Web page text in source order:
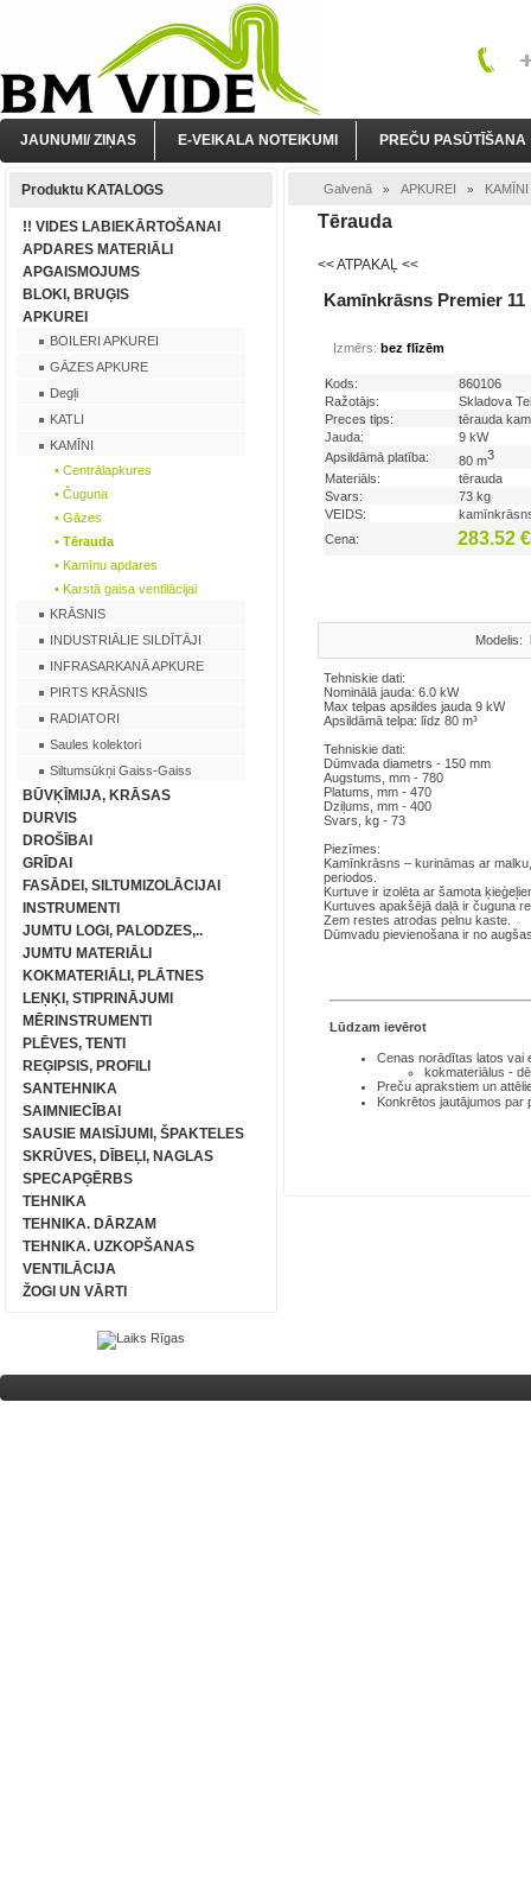
JAUNUMI/ ZIŅAS E-VEIKALA NOTEIKUMI PREČU PASŪTĪŠANA
Produktu KATALOGS
!! VIDES LABIEKĀRTOŠANAI
APDARES MATERIĀLI
APGAISMOJUMS
BLOKI, BRUĢIS
APKUREI
BOILERI APKUREI
GĀZES APKURE
Degļi
KATLI
KAMĪNI
• Centrālapkures
• Čuguna
• Gāzes
• Tērauda
• Kamīnu apdares
• Karstā gaisa ventilācijai
KRĀSNIS
INDUSTRIĀLIE SILDĪTĀJI
INFRASARKANĀ APKURE
PIRTS KRĀSNIS
RADIATORI
Saules kolektori
Siltumsūkņi Gaiss-Gaiss
BŪVĶĪMIJA, KRĀSAS
DURVIS
DROŠĪBAI
GRĪDAI
FASĀDEI, SILTUMIZOLĀCIJAI
INSTRUMENTI
JUMTU LOGI, PALODZES,..
JUMTU MATERIĀLI
KOKMATERIĀLI, PLĀTNES
LEŅĶI, STIPRINĀJUMI
MĒRINSTRUMENTI
PLĒVES, TENTI
REĢIPSIS, PROFILI
SANTEHNIKA
SAIMNIECĪBAI
SAUSIE MAISĪJUMI, ŠPAKTELES
SKRŪVES, DĪBEĻI, NAGLAS
SPECAPĢĒRBS
TEHNIKA
TEHNIKA. DĀRZAM
TEHNIKA. UZKOPŠANAS
VENTILĀCIJA
ŽOGI UN VĀRTI
Galvenā » APKUREI » KAMĪNI
Tērauda
<< ATPAKAĻ <<
Kamīnkrāsns Premier 11
Izmērs: bez flīzēm
Kods:
860106
Ražotājs:
Skladova
Preces tips:
tērauda
Jauda:
9 kW
Apsildāmā platība:
80 m3
Materiāls:
tērauda
Svars:
73 kg
VEIDS:
Cena:
283.52
Modelis:
Tehniskie dati:
Nominālā jauda: 6.0 kW
Max telpas apsildes jauda 9 kW
Apsildāmā telpa: līdz 80 m³
Tehniskie dati:
Dūmvada diametrs - 150 mm
Augstums, mm - 780
Platums, mm - 470
Dziļums, mm - 400
Svars, kg - 73
Piezīmes:
Kamīnkrāsns – kurināmas ar
periodos.
Kurtuve ir izolēta ar šamota
Kurtuves apakšējā daļā ir čuguna
Zem restes atrodas pelnu kaste.
Dūmvadu pievienošana ir no
Lūdzam ievērot
Cenas norādītas latos vai
kokmateriālus -
Preču aprakstiem un
Konkrētos jautājumos